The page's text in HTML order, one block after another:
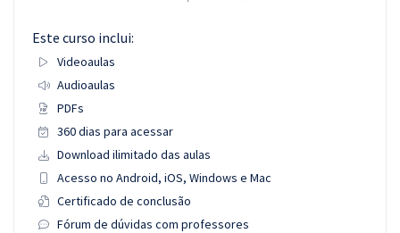
Este curso inclui:
Videoaulas
Audioaulas
PDFs
360 dias para acessar
Download ilimitado das aulas
Acesso no Android, iOS, Windows e Mac
Certificado de conclusão
Fórum de dúvidas com professores